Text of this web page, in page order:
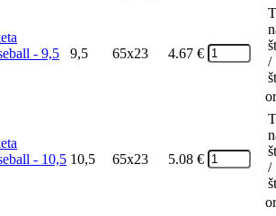
9,5 65x23 4.67 €
/
or
10,5 65x23 5.08 €
/
or